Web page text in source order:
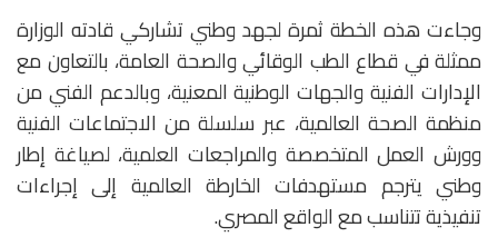
وجاءت هذه الخطة ثمرة لجهد وطني تشاركي قادته الوزارة
ممثلة في قطاع الطب الوقائي والصحة العامة، بالتعاون مع
الإدارات الفنية والجهات الوطنية المعنية، وبالدعم الفني من
منظمة الصحة العالمية، عبر سلسلة من الاجتماعات الفنية
وورش العمل المتخصصة والمراجعات العلمية، لصياغة إطار
وطني يترجم مستهدفات الخارطة العالمية إلى إجراءات
تنفيذية تتناسب مع الواقع المصري.